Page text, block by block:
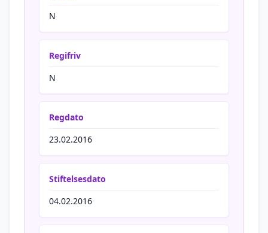
N
Regifriv
N
Regdato
23.02.2016
Stiftelsesdato
04.02.2016